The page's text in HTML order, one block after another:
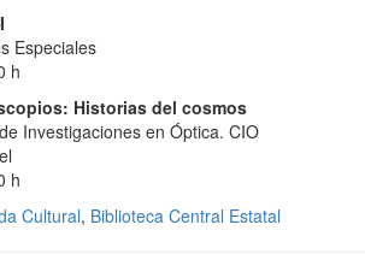
Especiales
h
Historias del cosmos
Investigaciones en Óptica. CIO
h
Cultural, Biblioteca Central Estatal